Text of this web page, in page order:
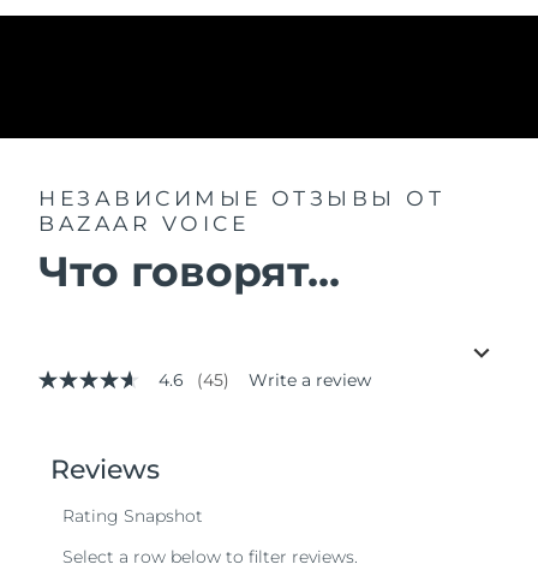
НЕЗАВИСИМЫЕ ОТЗЫВЫ
ОТ
BAZAAR VOICE
Что говорят...
4.6
stars,
average
value.
4.6 (45) Write a review